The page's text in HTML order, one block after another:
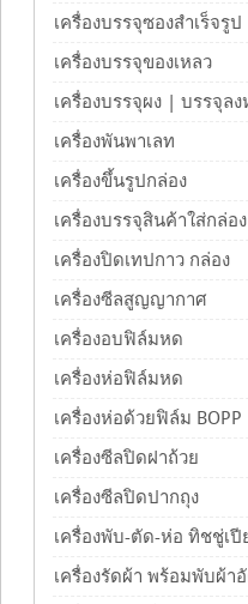
เครื่องบรรจุซองสำเร็จรูป
เครื่องบรรจุของเหลว
เครื่องบรรจุผง | บรรจุล
เครื่องพันพาเลท
เครื่องขึ้นรูปกล่อง
เครื่องบรรจุสินค้าใส่กล่อง
เครื่องปิดเทปกาว กล่อง
เครื่องซีลสูญญากาศ
เครื่องอบฟิล์มหด
เครื่องห่อฟิล์มหด
เครื่องห่อด้วยฟิล์ม BOPP
เครื่องซีลปิดฝาถ้วย
เครื่องซีลปิดปากถุง
เครื่องพับ-ตัด-ห่อ ทิชชู่เปี
เครื่องรัดผ้า พร้อมพับผ้า